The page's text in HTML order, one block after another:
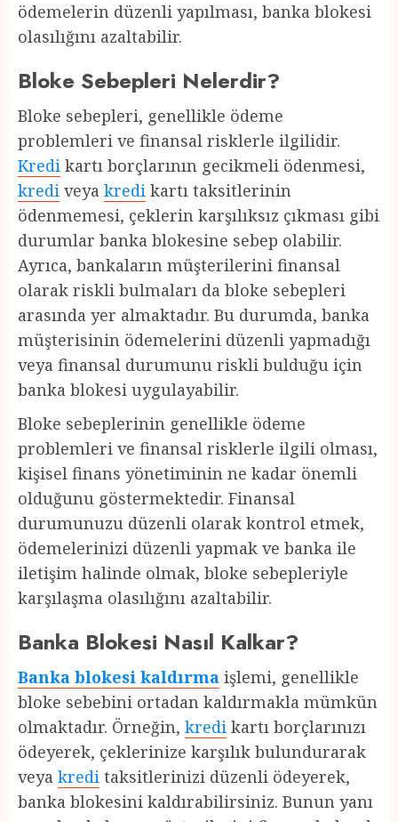
ödemelerin düzenli yapılması, banka blokesi
olasılığını azaltabilir.
Bloke Sebepleri Nelerdir?
Bloke sebepleri, genellikle ödeme
problemleri ve finansal risklerle ilgilidir.
Kredi kartı borçlarının gecikmeli ödenmesi,
kredi veya kredi kartı taksitlerinin
ödenmemesi, çeklerin karşılıksız çıkması gibi
durumlar banka blokesine sebep olabilir.
Ayrıca, bankaların müşterilerini finansal
olarak riskli bulmaları da bloke sebepleri
arasında yer almaktadır. Bu durumda, banka
müşterisinin ödemelerini düzenli yapmadığı
veya finansal durumunu riskli bulduğu için
banka blokesi uygulayabilir.
Bloke sebeplerinin genellikle ödeme
problemleri ve finansal risklerle ilgili olması,
kişisel finans yönetiminin ne kadar önemli
olduğunu göstermektedir. Finansal
durumunuzu düzenli olarak kontrol etmek,
ödemelerinizi düzenli yapmak ve banka ile
iletişim halinde olmak, bloke sebepleriyle
karşılaşma olasılığını azaltabilir.
Banka Blokesi Nasıl Kalkar?
Banka blokesi kaldırma işlemi, genellikle
bloke sebebini ortadan kaldırmakla mümkün
olmaktadır. Örneğin, kredi kartı borçlarınızı
ödeyerek, çeklerinize karşılık bulundurarak
veya kredi taksitlerinizi düzenli ödeyerek,
banka blokesini kaldırabilirsiniz. Bunun yanı